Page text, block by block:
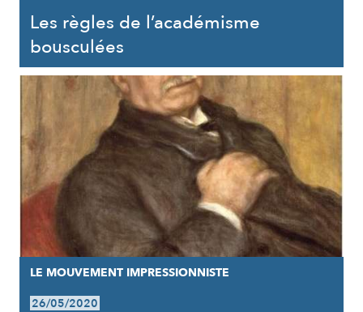
Les règles de l’académisme
bousculées
LE MOUVEMENT IMPRESSIONNISTE
26/05/2020